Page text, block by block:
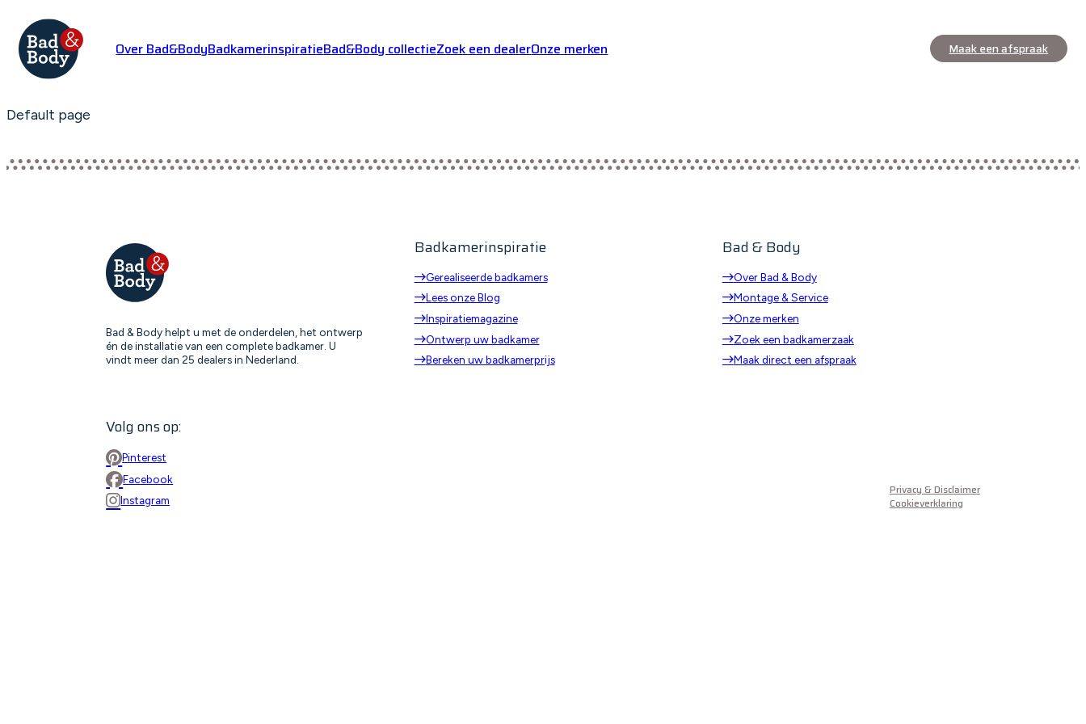
Over Bad&BodyBadkamerinspiratieBad&Body collectieZoek een dealerOnze merken Maak een afspraak
Default page
Bad & Body helpt u met de onderdelen, het ontwerp
én de installatie van een complete badkamer. U
vindt meer dan 25 dealers in Nederland.
Badkamerinspiratie
Gerealiseerde badkamers
Lees onze Blog
Inspiratiemagazine
Ontwerp uw badkamer
Bereken uw badkamerprijs
Bad & Body
Over Bad & Body
Montage & Service
Onze merken
Zoek een badkamerzaak
Maak direct een afspraak
Volg ons op:
Pinterest
Facebook
Instagram
Privacy & Disclaimer
Cookieverklaring